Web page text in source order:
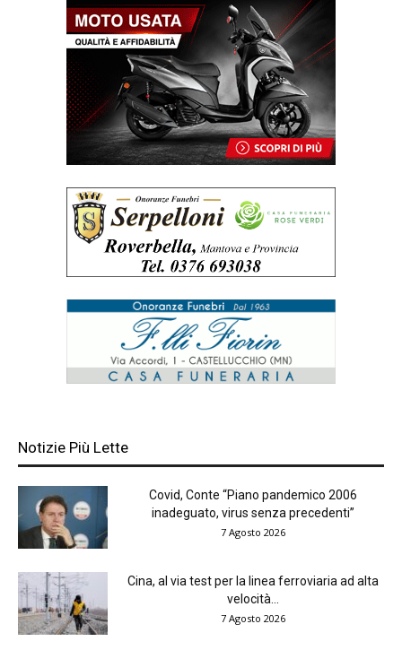
Notizie Più Lette
Covid, Conte “Piano pandemico 2006
inadeguato, virus senza precedenti”
7 Agosto 2026
Cina, al via test per la linea ferroviaria ad alta
velocità...
7 Agosto 2026